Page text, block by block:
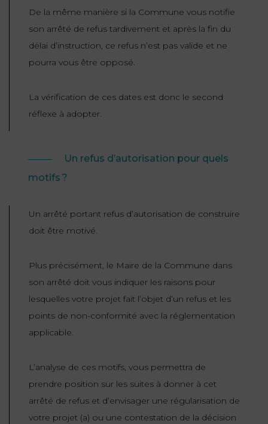
De la même manière si la Commune vous notifie
son arrêté de refus tardivement et après la fin du
délai d’instruction, ce refus n’est pas valide et ne
pourra vous être opposé.
La vérification de ces dates est donc le second
réflexe à adopter.
Un refus d’autorisation pour quels
motifs ?
Un arrêté portant refus d’autorisation de construire
doit être motivé.
Plus précisément, le Maire de la Commune dans
son arrêté doit vous indiquer les raisons pour
lesquelles votre projet fait l’objet d’un refus et les
points de non-conformité avec la réglementation
applicable.
L’analyse de ces motifs, vous permettra de
prendre position sur les suites à donner à cet
arrêté de refus et d’envisager une régularisation de
votre projet (a) ou une contestation de la décision